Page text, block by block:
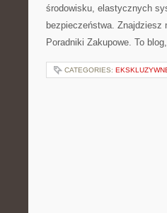
środowisku, elastycznych
bezpieczeństwa.
Poradniki Zakupowe. To
CATEGORIES: